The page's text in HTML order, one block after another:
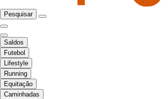
Pesquisar
Saldos
Futebol
Lifestyle
Running
Equitação
Caminhadas